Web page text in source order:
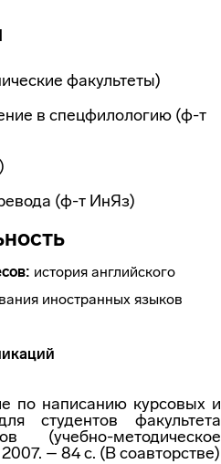
факультеты)
в спецфилологию (ф-т
(ф-т ИнЯз)
история английского
иностранных языков
по написанию курсовых и
студентов факультета
(учебно-методическое
– 84 с. (В соавторстве)